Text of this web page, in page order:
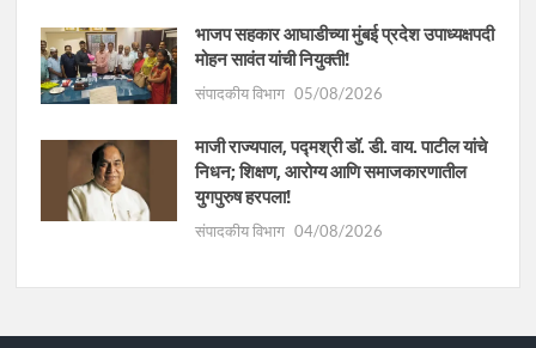
भाजप सहकार आघाडीच्या मुंबई प्रदेश उपाध्यक्षपदी
मोहन सावंत यांची नियुक्ती!
संपादकीय विभाग 05/08/2026
माजी राज्यपाल, पद्मश्री डॉ. डी. वाय. पाटील यांचे
निधन; शिक्षण, आरोग्य आणि समाजकारणातील
युगपुरुष हरपला!
संपादकीय विभाग 04/08/2026